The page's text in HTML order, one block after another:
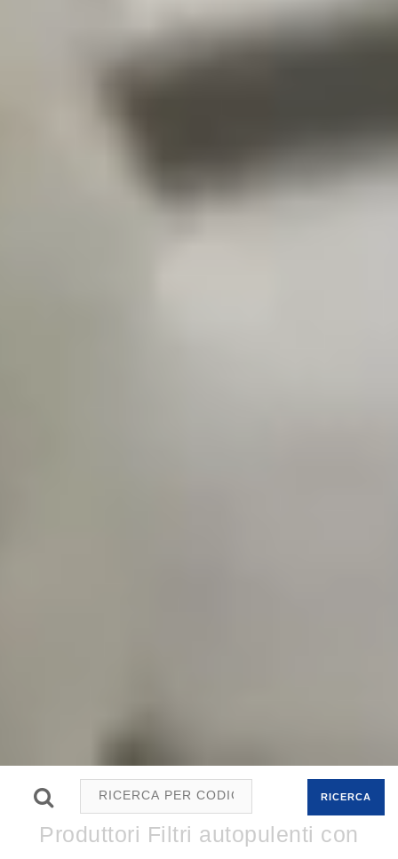
RICERCA
Produttori Filtri autopulenti con